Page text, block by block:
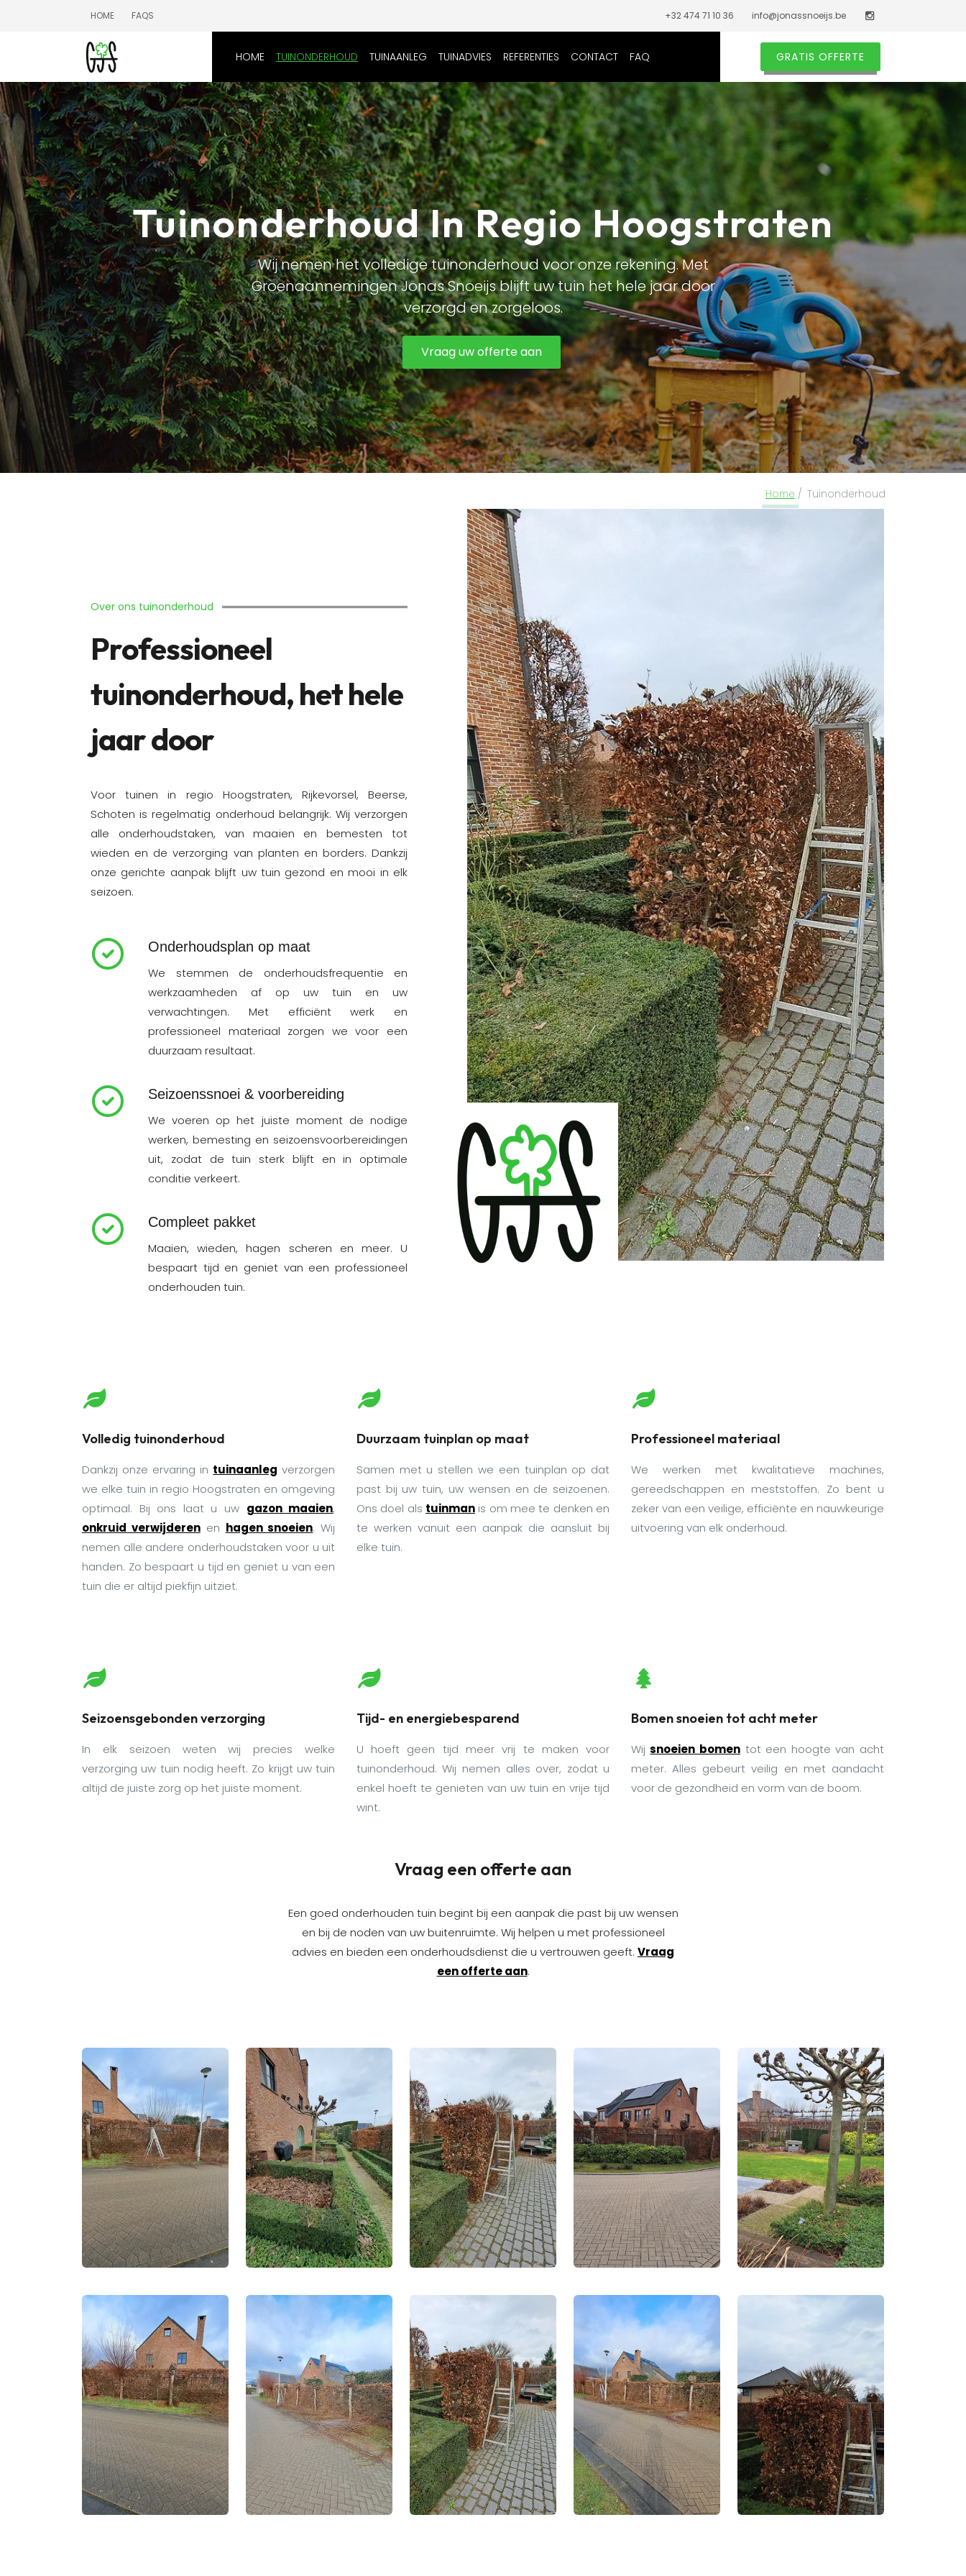
HOME FAQS +32 474 71 10 36 info@jonassnoeijs.be
GRATIS OFFERTE
HOME TUINONDERHOUD TUINAANLEG TUINADVIES REFERENTIES CONTACT FAQ
Tuinonderhoud In Regio Hoogstraten
Wij nemen het volledige tuinonderhoud voor onze rekening. Met
Groenaannemingen Jonas Snoeijs blijft uw tuin het hele jaar door
verzorgd en zorgeloos.
Vraag uw offerte aan
Home Tuinonderhoud
Over ons tuinonderhoud
Professioneel
tuinonderhoud, het hele
jaar door
Voor tuinen in regio Hoogstraten, Rijkevorsel, Beerse,
Schoten is regelmatig onderhoud belangrijk. Wij verzorgen
alle onderhoudstaken, van maaien en bemesten tot
wieden en de verzorging van planten en borders. Dankzij
onze gerichte aanpak blijft uw tuin gezond en mooi in elk
seizoen.
Onderhoudsplan op maat
We stemmen de onderhoudsfrequentie en
werkzaamheden af op uw tuin en uw
verwachtingen. Met efficiënt werk en
professioneel materiaal zorgen we voor een
duurzaam resultaat.
Seizoenssnoei & voorbereiding
We voeren op het juiste moment de nodige
werken, bemesting en seizoensvoorbereidingen
uit, zodat de tuin sterk blijft en in optimale
conditie verkeert.
Compleet pakket
Maaien, wieden, hagen scheren en meer. U
bespaart tijd en geniet van een professioneel
onderhouden tuin.
Volledig tuinonderhoud
Dankzij onze ervaring in tuinaanleg verzorgen
we elke tuin in regio Hoogstraten en omgeving
optimaal. Bij ons laat u uw gazon maaien,
onkruid verwijderenen hagen snoeien. Wij
nemen alle andere onderhoudstaken voor u uit
handen. Zo bespaart u tijd en geniet u van een
tuin die er altijd piekfijn uitziet.
Duurzaam tuinplan op maat
Samen met u stellen we een tuinplan op dat
past bij uw tuin, uw wensen en de seizoenen.
Ons doel als tuinmanis om mee te denken en
te werken vanuit een aanpak die aansluit bij
elke tuin.
Professioneel materiaal
We werken met kwalitatieve machines,
gereedschappen en meststoffen. Zo bent u
zeker van een veilige, efficiënte en nauwkeurige
uitvoering van elk onderhoud.
Seizoensgebonden verzorging
In elk seizoen weten wij precies welke
verzorging uw tuin nodig heeft. Zo krijgt uw tuin
altijd de juiste zorg op het juiste moment.
Tijd- en energiebesparend
U hoeft geen tijd meer vrij te maken voor
tuinonderhoud. Wij nemen alles over, zodat u
enkel hoeft te genieten van uw tuin en vrije tijd
wint.
Bomen snoeien tot acht meter
Wijsnoeien bomen tot een hoogte van acht
meter. Alles gebeurt veilig en met aandacht
voor de gezondheid en vorm van de boom.
Vraag een offerte aan
Een goed onderhouden tuin begint bij een aanpak die past bij uw wensen
en bij de noden van uw buitenruimte. Wij helpen u met professioneel
advies en bieden een onderhoudsdienst die u vertrouwen geeft. Vraag
een offerte aan.